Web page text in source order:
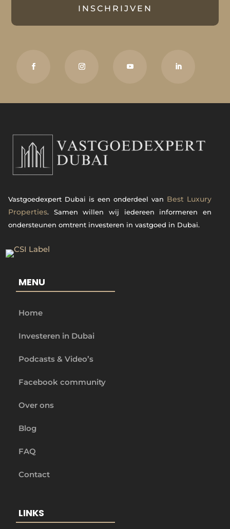
INSCHRIJVEN
Vastgoedexpert Dubai is een onderdeel van Best Luxury
Properties. Samen willen wij iedereen informeren en
ondersteunen omtrent investeren in vastgoed in Dubai.
MENU
Home
Investeren in Dubai
Podcasts & Video’s
Facebook community
Over ons
Blog
FAQ
Contact
LINKS